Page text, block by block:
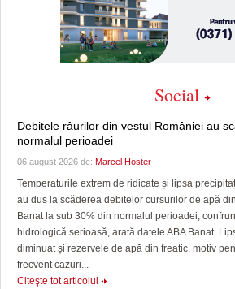
Social
Debitele râurilor din vestul României au
normalul perioadei
06 august 2026 de: Marcel Hoster
Temperaturile extrem de ridicate și lipsa
au dus la scăderea debitelor cursurilor de apă
Banat la sub 30% din normalul perioadei,
hidrologică serioasă, arată datele ABA Banat.
diminuat și rezervele de apă din freatic, motiv
frecvent cazuri...
Citeşte tot articolul